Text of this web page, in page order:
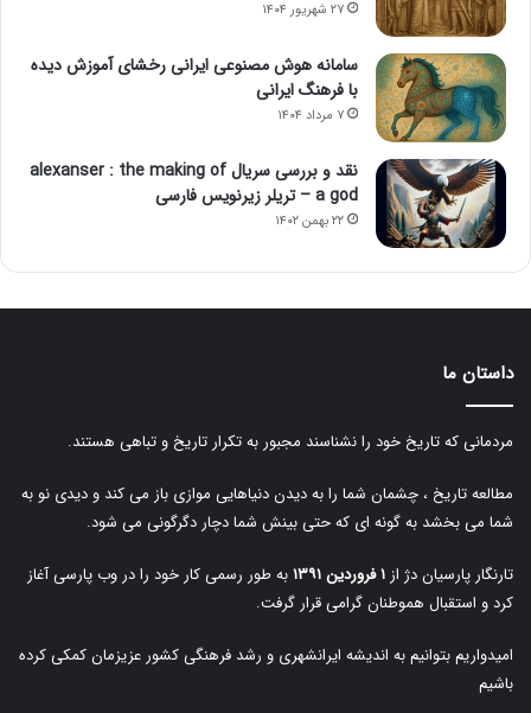
۲۷ شهریور ۱۴۰۴
سامانه هوش مصنوعی ایرانی رخشای آموزش دیده
با فرهنگ ایرانی
۷ مرداد ۱۴۰۴
نقد و بررسی سریال alexanser : the making of
a god – تریلر زیرنویس فارسی
۲۲ بهمن ۱۴۰۲
داستان ما
مردمانی که تاریخ خود را نشناسند مجبور به تکرار تاریخ و تباهی هستند.
مطالعه تاریخ ، چشمان شما را به دیدن دنیاهایی موازی باز می کند و دیدی نو به
شما می بخشد به گونه ای که حتی بینش شما دچار دگرگونی می شود.
تارنگار پارسیان دژ از ۱ فروردین ۱۳۹۱
به طور رسمی کار خود را در وب پارسی آغاز
کرد و استقبال هموطنان گرامی قرار گرفت.
امیدواریم بتوانیم به اندیشه ایرانشهری و رشد فرهنگی کشور عزیزمان کمکی کرده
باشیم